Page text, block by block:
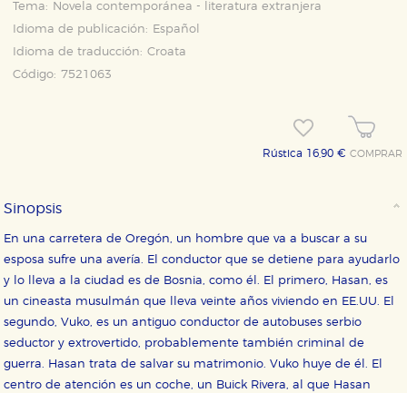
Tema:
Novela contemporánea - literatura extranjera
Idioma de publicación:
Español
Idioma de traducción: Croata
Código: 7521063
Rústica 16,90 €COMPRAR
Sinopsis
En una carretera de Oregón, un hombre que va a buscar a su
esposa sufre una avería. El conductor que se detiene para ayudarlo
y lo lleva a la ciudad es de Bosnia, como él. El primero, Hasan, es
un cineasta musulmán que lleva veinte años viviendo en EE.UU. El
segundo, Vuko, es un antiguo conductor de autobuses serbio
seductor y extrovertido, probablemente también criminal de
guerra. Hasan trata de salvar su matrimonio. Vuko huye de él. El
centro de atención es un coche, un Buick Rivera, al que Hasan